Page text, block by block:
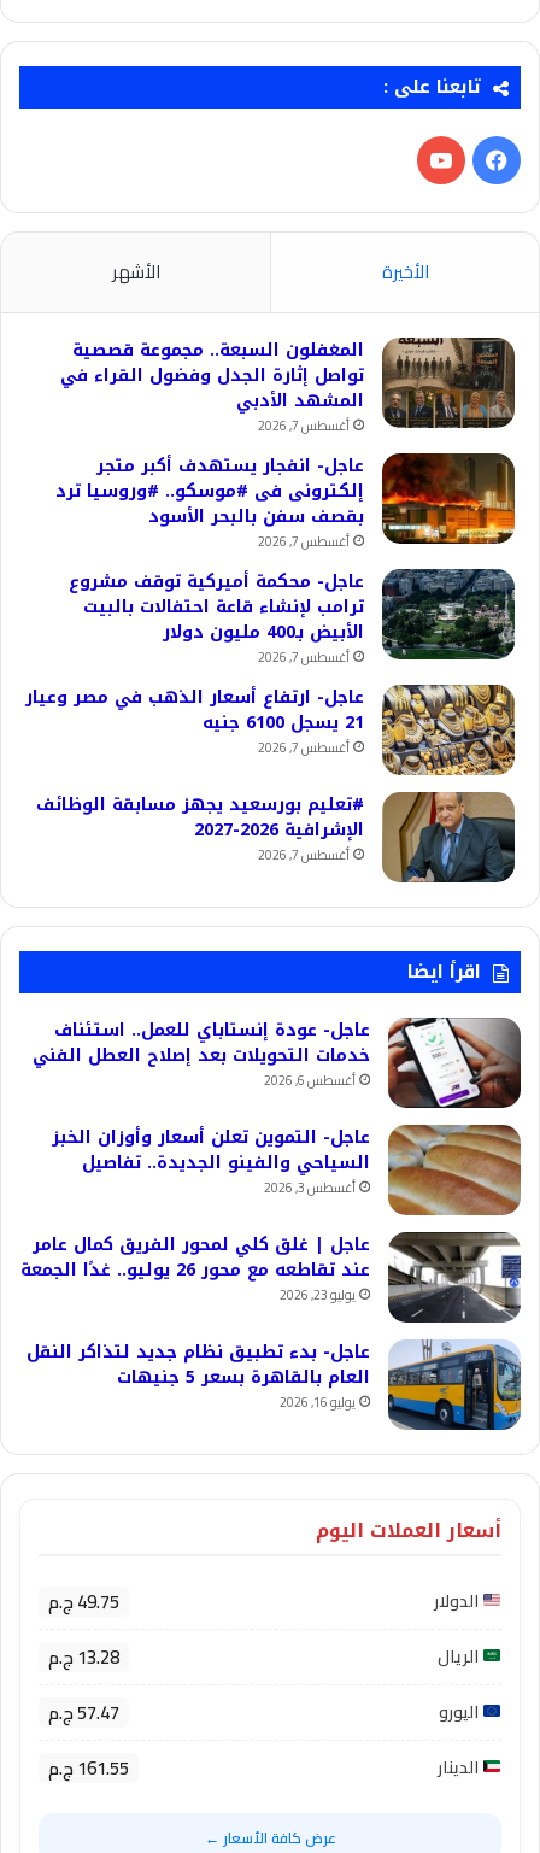
تابعنا على :
فيسبوك‫YouTube
الأخيرة الأشهر
المغفلون السبعة.. مجموعة قصصية
تواصل إثارة الجدل وفضول القراء في
المشهد الأدبي
أغسطس 7, 2026
عاجل- انفجار يستهدف أكبر متجر
إلكترونى فى #موسكو.. #وروسيا ترد
بقصف سفن بالبحر الأسود
أغسطس 7, 2026
عاجل- محكمة أميركية توقف مشروع
ترامب لإنشاء قاعة احتفالات بالبيت
الأبيض بـ400 مليون دولار
أغسطس 7, 2026
عاجل- ارتفاع أسعار الذهب في مصر وعيار
21 يسجل 6100 جنيه
أغسطس 7, 2026
#تعليم بورسعيد يجهز مسابقة الوظائف
الإشرافية 2026-2027
أغسطس 7, 2026
اقرأ ايضا
عاجل- عودة إنستاباي للعمل.. استئناف
خدمات التحويلات بعد إصلاح العطل الفني
أغسطس 6, 2026
عاجل- التموين تعلن أسعار وأوزان الخبز
السياحي والفينو الجديدة.. تفاصيل
أغسطس 3, 2026
عاجل | غلق كلي لمحور الفريق كمال عامر
عند تقاطعه مع محور 26 يوليو.. غدًا الجمعة
يوليو 23, 2026
عاجل- بدء تطبيق نظام جديد لتذاكر النقل
العام بالقاهرة بسعر 5 جنيهات
يوليو 16, 2026
أسعار العملات اليوم
الدولار 49.75 ج.م
الريال 13.28 ج.م
اليورو 57.47 ج.م
الدينار 161.55 ج.م
عرض كافة الأسعار ←